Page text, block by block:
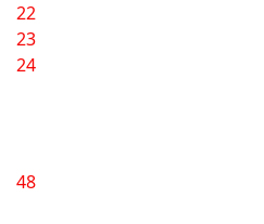
22
23
24
48